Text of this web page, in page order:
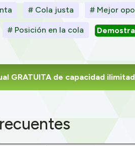
# Cola justa # Mejor
# Posición en la cola
GRATUITA de capacidad